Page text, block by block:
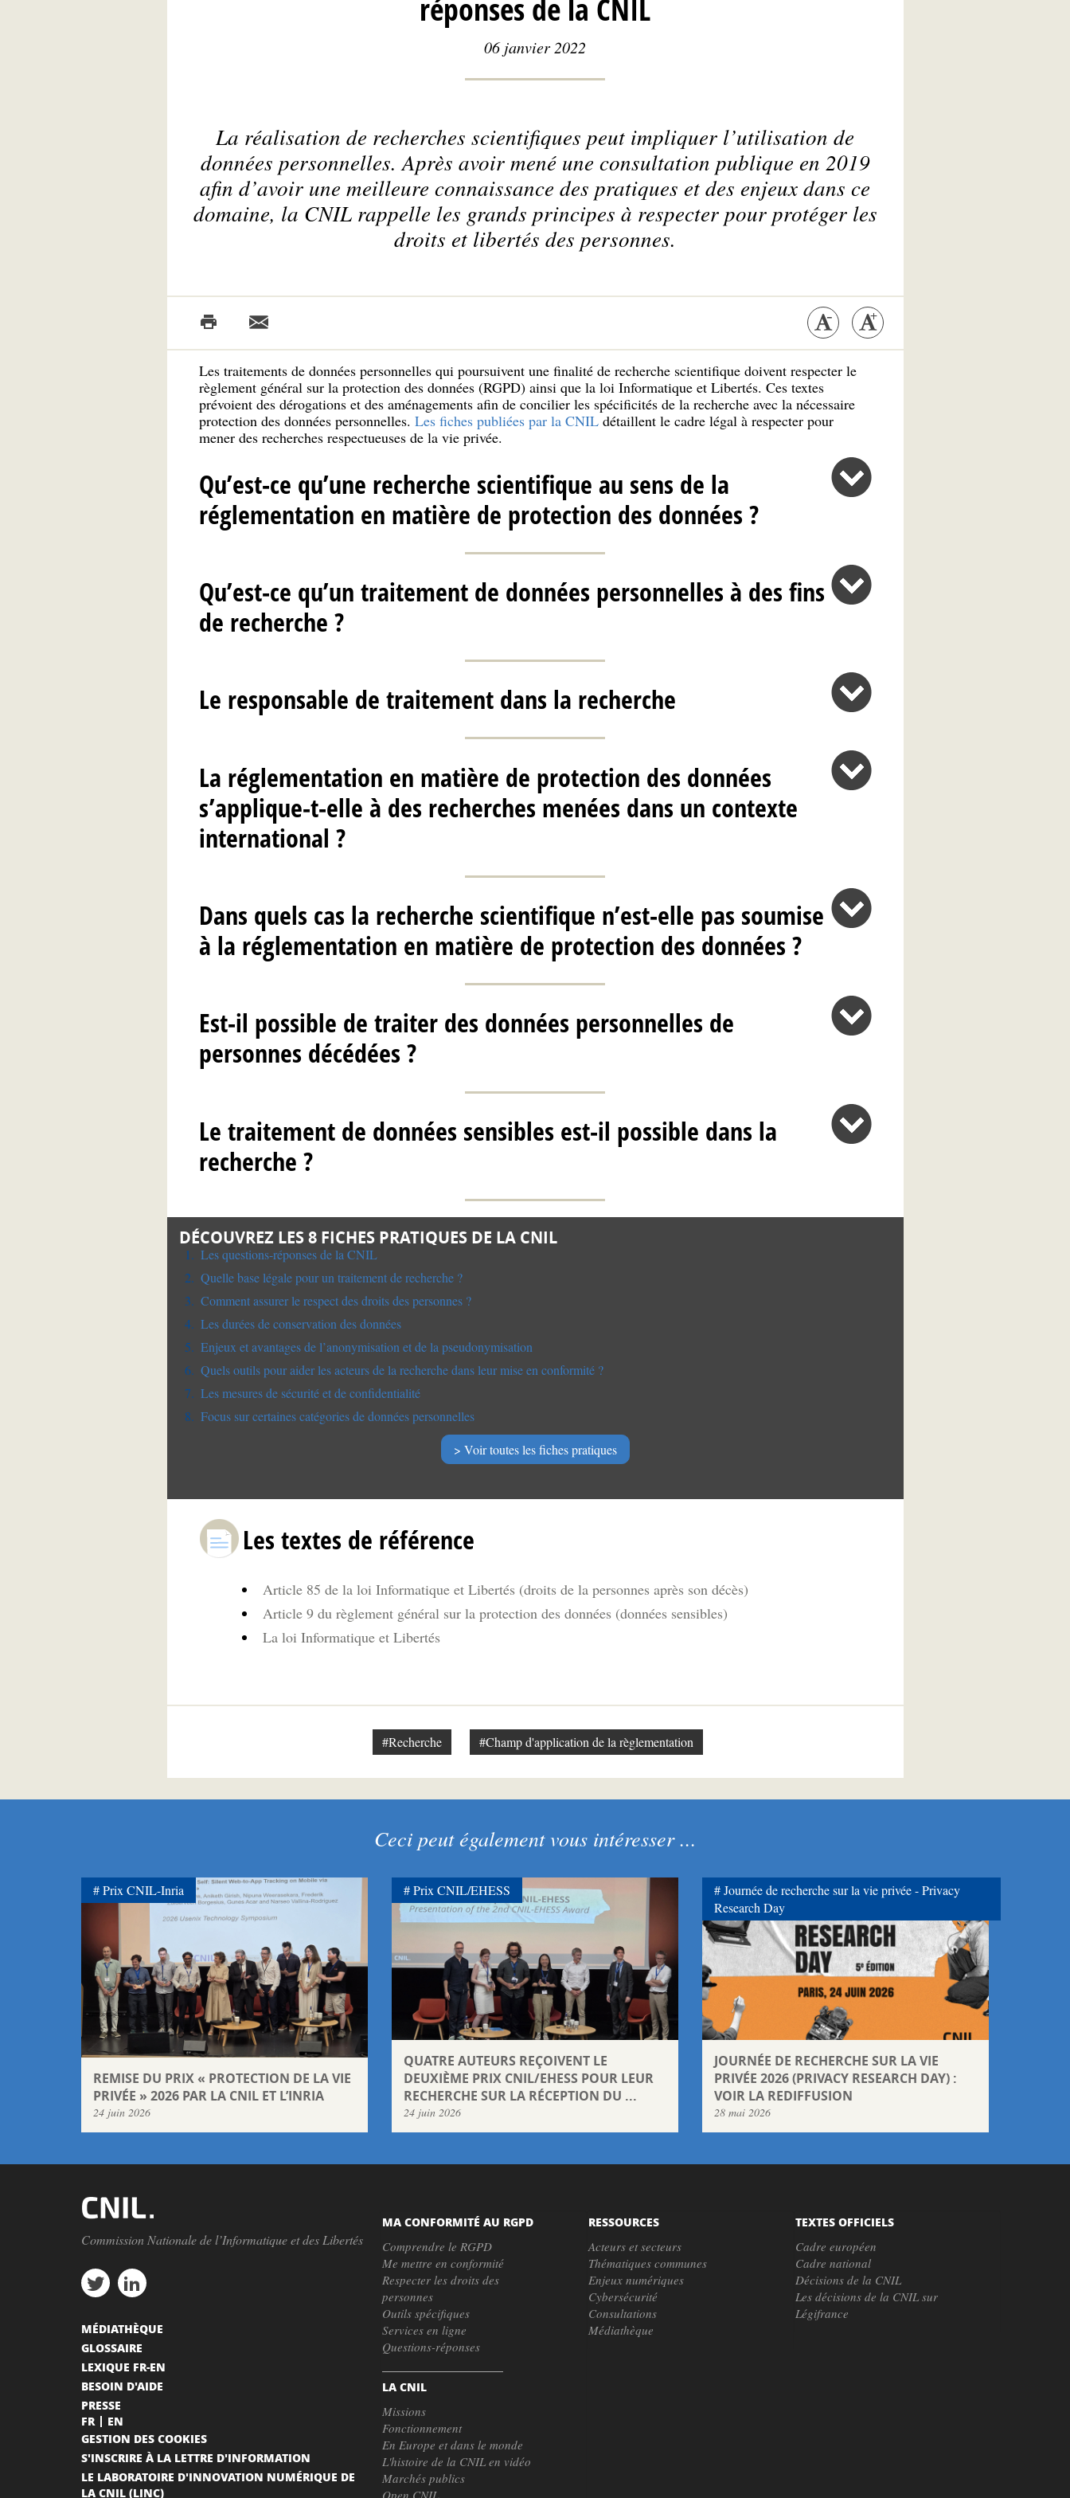
réponses de la CNIL
06 janvier 2022
La réalisation de recherches scientifiques peut impliquer l’utilisation de
données personnelles. Après avoir mené une consultation publique en 2019
afin d’avoir une meilleure connaissance des pratiques et des enjeux dans ce
domaine, la CNIL rappelle les grands principes à respecter pour protéger les
droits et libertés des personnes.
Les traitements de données personnelles qui poursuivent une finalité de recherche scientifique doivent respecter le
règlement général sur la protection des données (RGPD) ainsi que la loi Informatique et Libertés. Ces textes
prévoient des dérogations et des aménagements afin de concilier les spécificités de la recherche avec la nécessaire
protection des données personnelles. Les fiches publiées par la CNILdétaillent le cadre légal à respecter pour
mener des recherches respectueuses de la vie privée.
Qu’est-ce qu’une recherche scientifique au sens de la
réglementation en matière de protection des données ?
Qu’est-ce qu’un traitement de données personnelles à des fins
de recherche ?
Le responsable de traitement dans la recherche
La réglementation en matière de protection des données
s’applique-t-elle à des recherches menées dans un contexte
international ?
Dans quels cas la recherche scientifique n’est-elle pas soumise
à la réglementation en matière de protection des données ?
Est-il possible de traiter des données personnelles de
personnes décédées ?
Le traitement de données sensibles est-il possible dans la
recherche ?
DÉCOUVREZ LES 8 FICHES PRATIQUES DE LA CNIL
Les questions-réponses de la CNIL
Quelle base légale pour un traitement de recherche ?
Comment assurer le respect des droits des personnes ?
Les durées de conservation des données
Enjeux et avantages de l’anonymisation et de la pseudonymisation
Quels outils pour aider les acteurs de la recherche dans leur mise en conformité ?
Les mesures de sécurité et de confidentialité
Focus sur certaines catégories de données personnelles
Voir toutes les fiches pratiques
Les textes de référence
Article 85 de la loi Informatique et Libertés (droits de la personnes après son décès)
Article 9 du règlement général sur la protection des données (données sensibles)
La loi Informatique et Libertés
#Recherche #Champ d'application de la règlementation
Ceci peut également vous intéresser ...
REMISE DU PRIX « PROTECTION DE LA VIE
PRIVÉE » 2026 PAR LA CNIL ET L’INRIA
24 juin 2026
Prix CNIL-Inria
QUATRE AUTEURS REÇOIVENT LE
DEUXIÈME PRIX CNIL/EHESS POUR LEUR
RECHERCHE SUR LA RÉCEPTION DU ...
24 juin 2026
Prix CNIL/EHESS
JOURNÉE DE RECHERCHE SUR LA VIE
PRIVÉE 2026 (PRIVACY RESEARCH DAY) :
VOIR LA REDIFFUSION
28 mai 2026
Journée de recherche sur la vie privée - Privacy
Research Day
Commission Nationale de l’Informatique et des Libertés
MA CONFORMITÉ AU RGPD
Comprendre le RGPD
Me mettre en conformité
Respecter les droits des
personnes
Outils spécifiques
Services en ligne
Questions-réponses
LA CNIL
Missions
Fonctionnement
En Europe et dans le monde
L'histoire de la CNIL en vidéo
Marchés publics
RESSOURCES
Acteurs et secteurs
Thématiques communes
Enjeux numériques
Cybersécurité
Consultations
Médiathèque
TEXTES OFFICIELS
Cadre européen
Cadre national
Décisions de la CNIL
Les décisions de la CNIL sur
Légifrance
MÉDIATHÈQUE
GLOSSAIRE
LEXIQUE FR-EN
BESOIN D'AIDE
PRESSE
FR
EN
GESTION DES COOKIES
S'INSCRIRE À LA LETTRE D'INFORMATION
LE LABORATOIRE D'INNOVATION NUMÉRIQUE DE
LA CNIL (LINC)